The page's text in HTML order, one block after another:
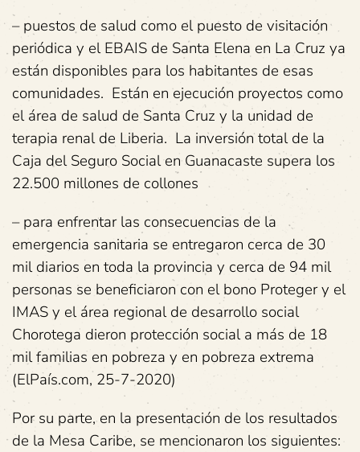
– puestos de salud como el puesto de visitación
periódica y el EBAIS de Santa Elena en La Cruz ya
están disponibles para los habitantes de esas
comunidades. Están en ejecución proyectos como
el área de salud de Santa Cruz y la unidad de
terapia renal de Liberia. La inversión total de la
Caja del Seguro Social en Guanacaste supera los
22.500 millones de collones
– para enfrentar las consecuencias de la
emergencia sanitaria se entregaron cerca de 30
mil diarios en toda la provincia y cerca de 94 mil
personas se beneficiaron con el bono Proteger y el
IMAS y el área regional de desarrollo social
Chorotega dieron protección social a más de 18
mil familias en pobreza y en pobreza extrema
(ElPaís.com, 25-7-2020)
Por su parte, en la presentación de los resultados
de la Mesa Caribe, se mencionaron los siguientes: